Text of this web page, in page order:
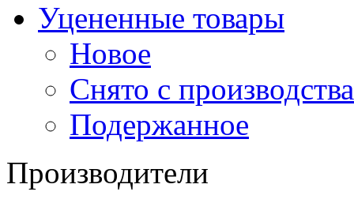
Уцененные товары
Новое
Снято с производства
Подержанное
Производители